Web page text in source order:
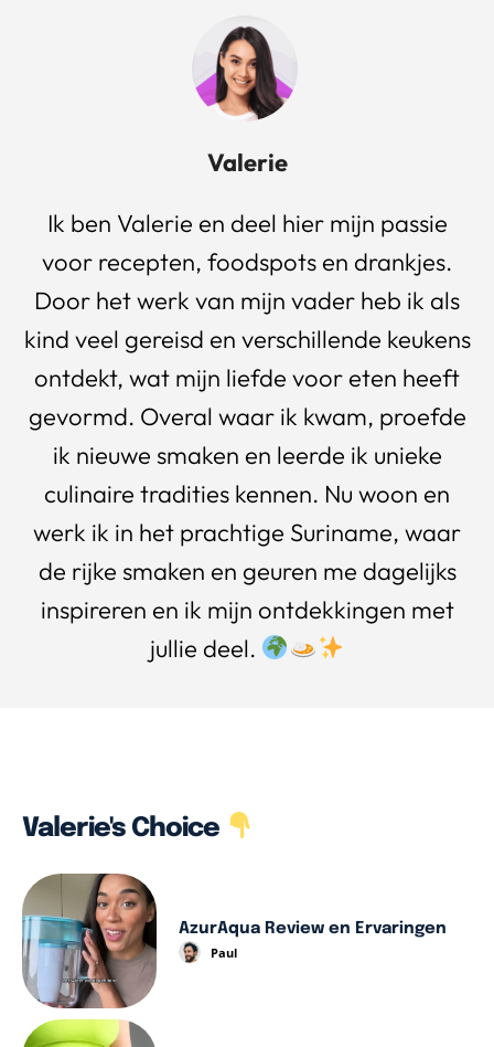
Valerie
Ik ben Valerie en deel hier mijn passie
voor recepten, foodspots en drankjes.
Door het werk van mijn vader heb ik als
kind veel gereisd en verschillende keukens
ontdekt, wat mijn liefde voor eten heeft
gevormd. Overal waar ik kwam, proefde
ik nieuwe smaken en leerde ik unieke
culinaire tradities kennen. Nu woon en
werk ik in het prachtige Suriname, waar
de rijke smaken en geuren me dagelijks
inspireren en ik mijn ontdekkingen met
jullie deel.
Valerie's Choice
AzurAqua Review en Ervaringen
Paul